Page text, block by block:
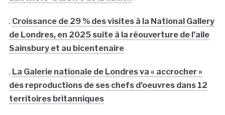
. Croissance de 29 % des visites à la National Gallery
de Londres, en 2025 suite à la réouverture de l’aile
Sainsbury et au bicentenaire
. La Galerie nationale de Londres va « accrocher »
des reproductions de ses chefs d’oeuvres dans 12
territoires britanniques